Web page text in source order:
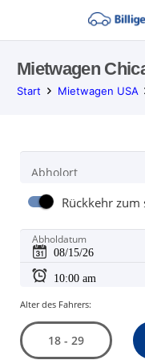
Mietwagen
Start Mietwagen USA
Abholort
Rückkehr
Abholdatum
Alter des Fahrers:
18 - 29